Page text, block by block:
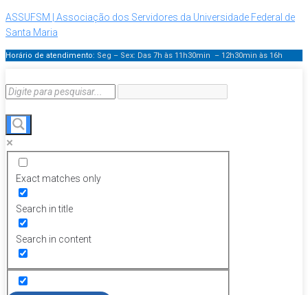
ASSUFSM | Associação dos Servidores da Universidade Federal de
Santa Maria
Horário de atendimento: Seg – Sex: Das 7h às 11h30min – 12h30min às 16h
Exact matches only
Search in title
Search in content